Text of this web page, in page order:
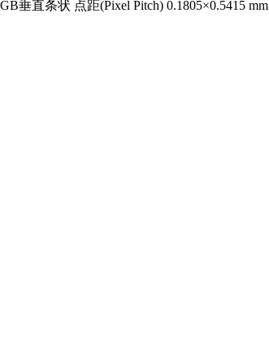
垂直条状 点距(Pixel Pitch) 0.1805×0.5415 mm